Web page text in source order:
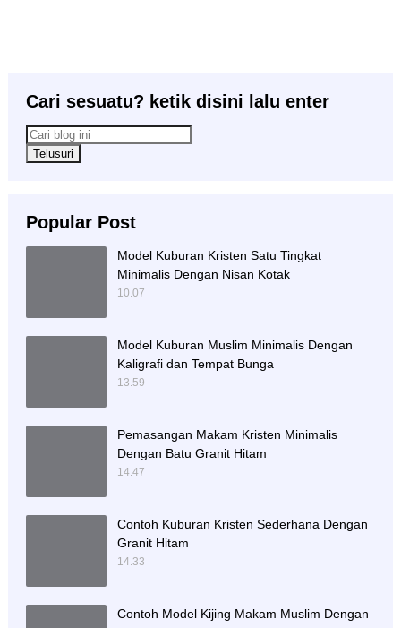
Cari sesuatu? ketik disini lalu enter
Popular Post
Model Kuburan Kristen Satu Tingkat
Minimalis Dengan Nisan Kotak
10.07
Model Kuburan Muslim Minimalis Dengan
Kaligrafi dan Tempat Bunga
13.59
Pemasangan Makam Kristen Minimalis
Dengan Batu Granit Hitam
14.47
Contoh Kuburan Kristen Sederhana Dengan
Granit Hitam
14.33
Contoh Model Kijing Makam Muslim Dengan